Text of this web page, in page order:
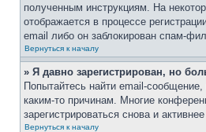
полученным инструкциям. На
отображается в процессе
email либо он заблокирован спам-
Вернуться к началу
» Я давно зарегистрирован, но
Попытайтесь найти email-
каким-то причинам. Многие
зарегистрироваться снова и
Вернуться к началу